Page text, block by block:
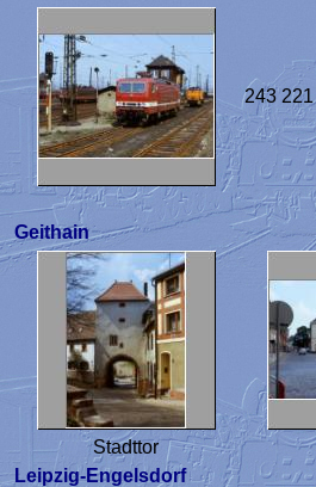
243 221
Geithain
Stadttor
Leipzig-Engelsdorf